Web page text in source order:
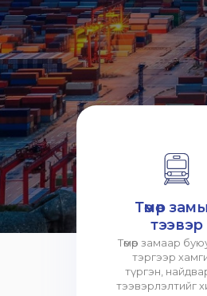
Төмөр
тээвэр
Төмөр замаар
тэргээр
түргэн,
тээвэрлэлтийг